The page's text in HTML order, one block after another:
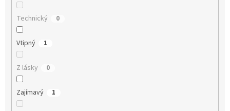
Technický 0
Vtipný 1
Z lásky 0
Zajímavý 1